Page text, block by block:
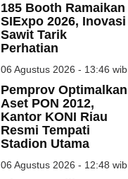
185 Booth Ramaikan
SIExpo 2026, Inovasi
Sawit Tarik
Perhatian
06 Agustus 2026 - 13:46 wib
Pemprov Optimalkan
Aset PON 2012,
Kantor KONI Riau
Resmi Tempati
Stadion Utama
06 Agustus 2026 - 12:48 wib